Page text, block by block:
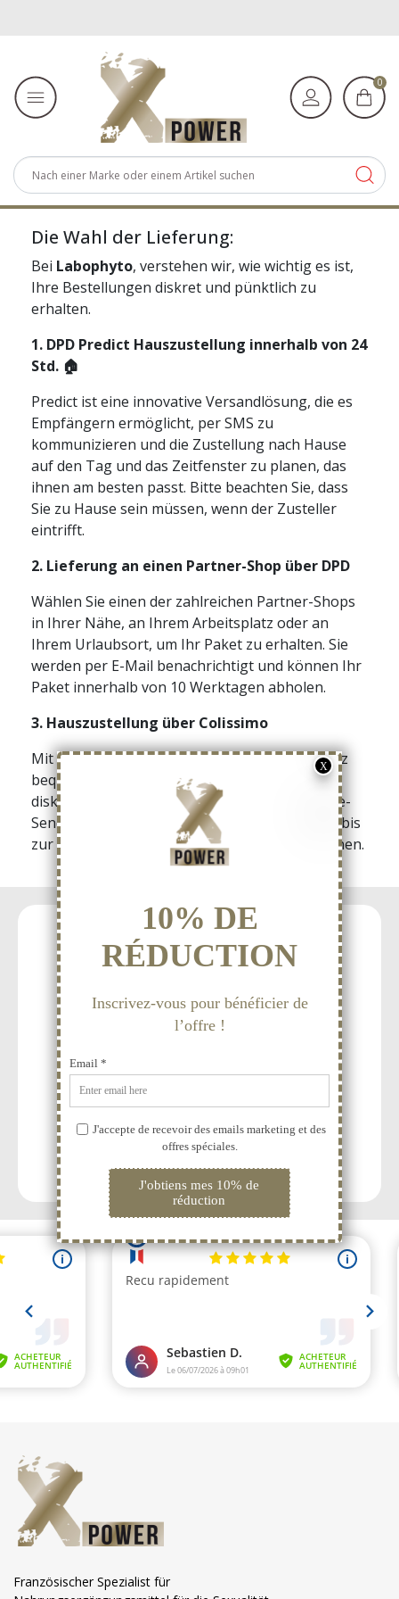
0
Die Wahl der Lieferung:
Bei Labophyto, verstehen wir, wie wichtig es ist,
Ihre Bestellungen diskret und pünktlich zu
erhalten.
1. DPD Predict Hauszustellung innerhalb von 24
Std. 🏠
Predict ist eine innovative Versandlösung, die es
Empfängern ermöglicht, per SMS zu
kommunizieren und die Zustellung nach Hause
auf den Tag und das Zeitfenster zu planen, das
ihnen am besten passt. Bitte beachten Sie, dass
Sie zu Hause sein müssen, wenn der Zusteller
eintrifft.
2. Lieferung an einen Partner-Shop über DPD
Wählen Sie einen der zahlreichen Partner-Shops
in Ihrer Nähe, an Ihrem Arbeitsplatz oder an
Ihrem Urlaubsort, um Ihr Paket zu erhalten. Sie
werden per E-Mail benachrichtigt und können Ihr
Paket innerhalb von 10 Werktagen abholen.
3. Hauszustellung über Colissimo
Mit Colissimo erhalten Sie Ihre Bestellung ganz
bequem direkt nach Hause. Jedes Paket wird
diskret versendet und verfügt über eine Online-
Sendungsverfolgung, mit der Sie den Versand bis
zur Zustellung an Ihre Adresse verfolgen können.
15 Jahre Erfahrung
Sortiment, dass 100%
der Sexualität gewidmet ist.
Diskrete Lieferung
innerhalb von 48 Stunden.
Persönliche
Beratung und Service
Französischer Spezialist für